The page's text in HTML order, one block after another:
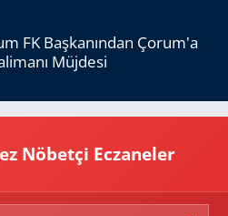
FK Başkanından Çorum'a
Müjdesi
Nöbetçi Eczaneler